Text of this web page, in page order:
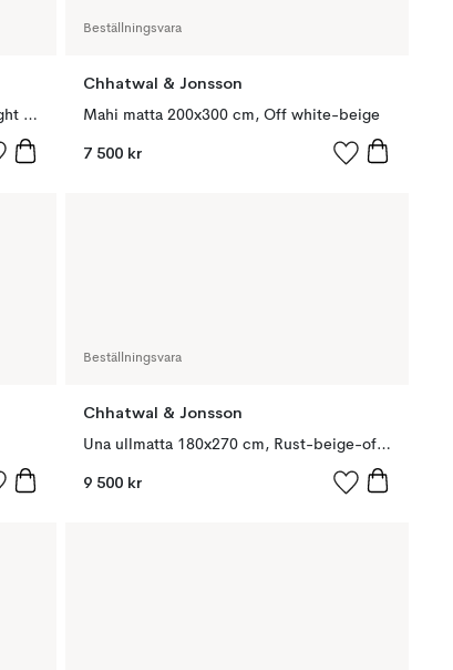
Mahi matta 200x300 cm, Off white-light grey
Beställningsvara
Chhatwal & Jonsson
Mahi matta 200x300 cm, Off white-beige
7 500 kr
Beställningsvara
Chhatwal & Jonsson
Una ullmatta 180x270 cm, Rust-beige-off white
9 500 kr